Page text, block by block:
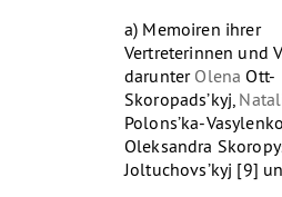
a) Memoiren ihrer
Vertreterinnen und
darunter Olena Ott-
Skoropads’kyj,
Polons’ka-
Oleksandra
Joltuchovs’kyj [9]